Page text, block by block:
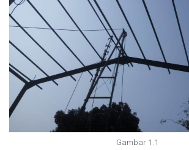
Gambar 1.1